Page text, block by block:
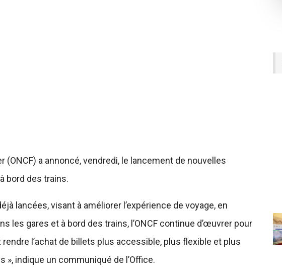
(ONCF) a annoncé, vendredi, le lancement de nouvelles
bord des trains.
lancées, visant à améliorer l’expérience de voyage, en
les gares et à bord des trains, l’ONCF continue d’œuvrer pour
l’achat de billets plus accessible, plus flexible et plus
indique un communiqué de l’Office.